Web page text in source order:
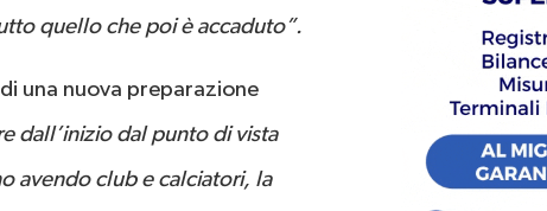
quello che poi è accaduto”.
una nuova preparazione
dall’inizio dal punto di vista
avendo club e calciatori, la